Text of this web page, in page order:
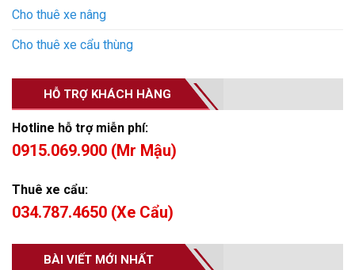
Cho thuê xe nâng
Cho thuê xe cẩu thùng
HỖ TRỢ KHÁCH HÀNG
Hotline hỗ trợ miễn phí:
0915.069.900 (Mr Mậu)
Thuê xe cẩu:
034.787.4650 (Xe Cẩu)
BÀI VIẾT MỚI NHẤT